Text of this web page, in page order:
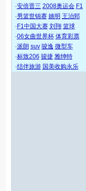
·安倍晋三 2008奥运会 F1
·男篮世锦赛 姚明 王治郅
· F1中国大赛 刘翔 篮球
·06女曲世界杯 体育彩票
·派朗 suv 骏逸 微型车
·标致206 骏捷 雅绅特
·结伴旅游 国美收购永乐